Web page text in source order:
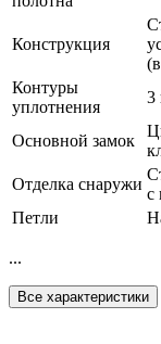
Конструкция
Контуры
уплотнения
3
Основной замок
Отделка снаружи
с
Петли
...
Все характеристики